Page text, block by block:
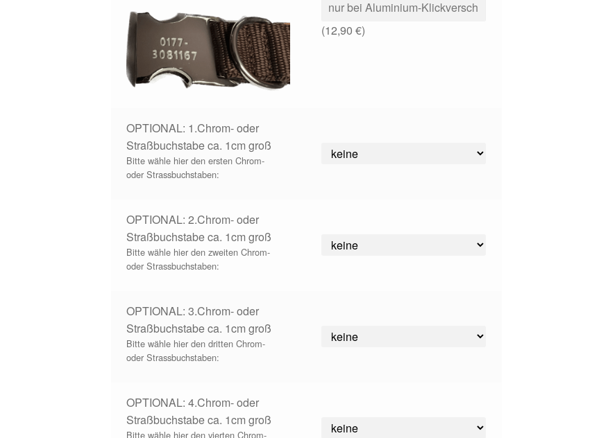
(12,90€)
OPTIONAL: 1.Chrom- oder
Straßbuchstabe ca. 1cm groß
Bitte wähle hier den ersten Chrom-
oder Strassbuchstaben:
OPTIONAL: 2.Chrom- oder
Straßbuchstabe ca. 1cm groß
Bitte wähle hier den zweiten Chrom-
oder Strassbuchstaben:
OPTIONAL: 3.Chrom- oder
Straßbuchstabe ca. 1cm groß
Bitte wähle hier den dritten Chrom-
oder Strassbuchstaben:
OPTIONAL: 4.Chrom- oder
Straßbuchstabe ca. 1cm groß
Bitte wähle hier den vierten Chrom-